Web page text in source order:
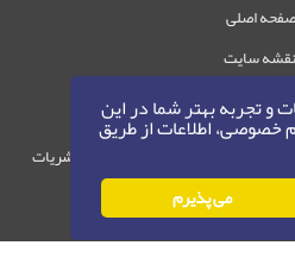
تجربه بهتر شما در این
اطلاعات از طریق
می پذیرم
صفحه اصلی
نقشه سایت
تماس با ما
متعلق به سامانه مدیریت نشریات
رایمگ است.
حق نشر©
1405-1396